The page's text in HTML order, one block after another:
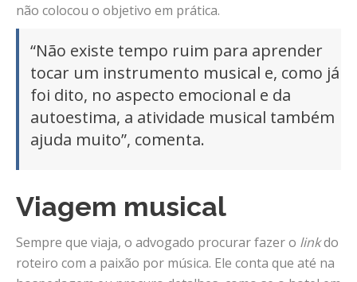
não colocou o objetivo em prática.
“Não existe tempo ruim para aprender
tocar um instrumento musical e, como já
foi dito, no aspecto emocional e da
autoestima, a atividade musical também
ajuda muito”, comenta.
Viagem musical
Sempre que viaja, o advogado procurar fazer o linkdo
roteiro com a paixão por música. Ele conta que até na